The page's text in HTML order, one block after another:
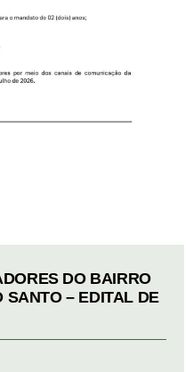
DO BAIRRO
SANTO – EDITAL DE